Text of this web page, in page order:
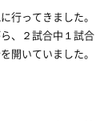
行ってきました。
、２試合中１試合
開いていました。